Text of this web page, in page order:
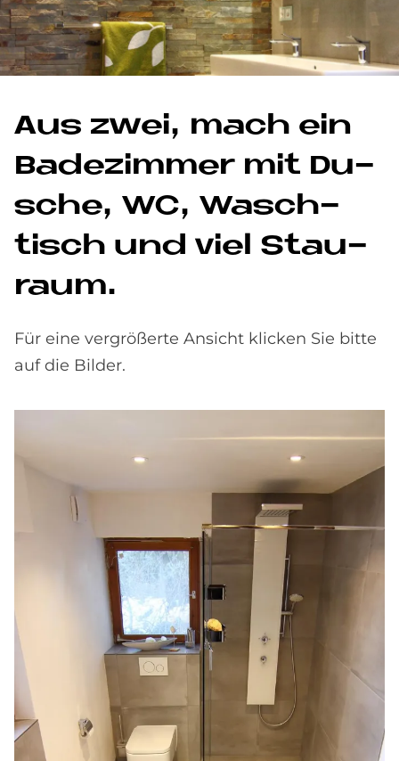
Aus zwei, mach ein
Ba­de­zim­mer mit Du­
sche, WC, Wasch­
tisch und viel Stau­
raum.
Für eine vergrößerte Ansicht klicken Sie bitte
auf die Bilder.